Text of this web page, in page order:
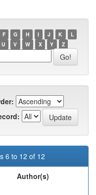
F G H I J K
L
U V W X Y Z
6 to 12 of 12
Author(s)